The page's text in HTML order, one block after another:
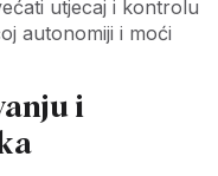
utjecaj i kontrolu
autonomiji i moći
i